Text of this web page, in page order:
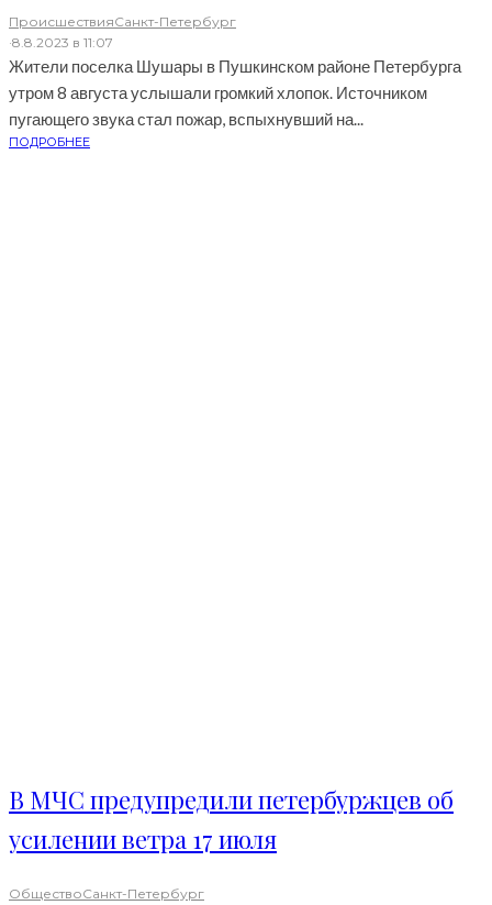
ПроисшествияСанкт-Петербург
·8.8.2023 в 11:07
Жители поселка Шушары в Пушкинском районе Петербурга
утром 8 августа услышали громкий хлопок. Источником
пугающего звука стал пожар, вспыхнувший на...
ПОДРОБНЕЕ
В МЧС предупредили петербуржцев об
усилении ветра 17 июля
ОбществоСанкт-Петербург